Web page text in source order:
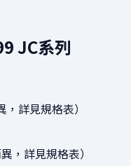
JC系列
詳見規格表）
，詳見規格表）